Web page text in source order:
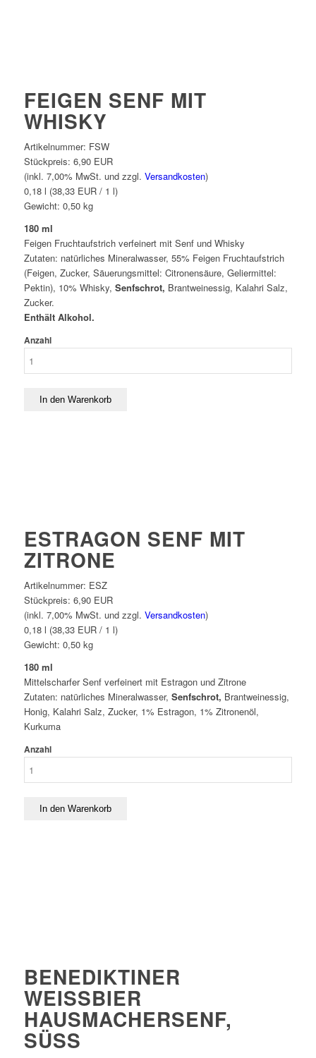
FEIGEN SENF MIT
WHISKY
Artikelnummer: FSW
Stückpreis: 6,90 EUR
(inkl. 7,00% MwSt. und zzgl. Versandkosten)
0,18 l (38,33 EUR / 1 l)
Gewicht: 0,50kg
180 ml
Feigen Fruchtaufstrich verfeinert mit Senf und Whisky
Zutaten: natürliches Mineralwasser, 55% Feigen Fruchtaufstrich
(Feigen, Zucker, Säuerungsmittel: Citronensäure, Geliermittel:
Pektin), 10% Whisky, Senfschrot, Brantweinessig, Kalahri Salz,
Zucker.
Enthält Alkohol.
Anzahl
ESTRAGON SENF MIT
ZITRONE
Artikelnummer: ESZ
Stückpreis: 6,90 EUR
(inkl. 7,00% MwSt. und zzgl. Versandkosten)
0,18 l (38,33 EUR / 1 l)
Gewicht: 0,50kg
180 ml
Mittelscharfer Senf verfeinert mit Estragon und Zitrone
Zutaten: natürliches Mineralwasser, Senfschrot, Brantweinessig,
Honig, Kalahri Salz, Zucker, 1% Estragon, 1% Zitronenöl,
Kurkuma
Anzahl
BENEDIKTINER
WEISSBIER
HAUSMACHERSENF,
SÜSS